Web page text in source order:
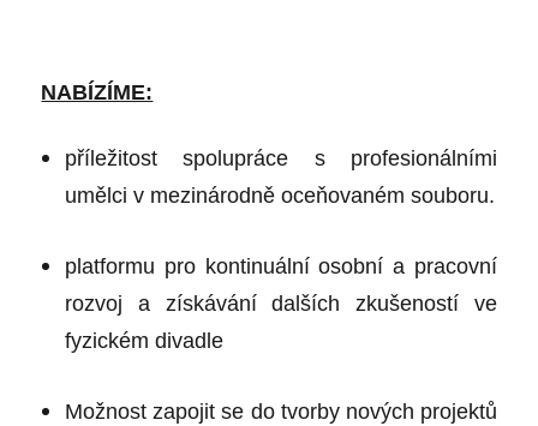
NABÍZÍME:
příležitost spolupráce s profesionálními
umělci v mezinárodně oceňovaném souboru.
platformu pro kontinuální osobní a pracovní
rozvoj a získávání dalších zkušeností ve
fyzickém divadle
Možnost zapojit se do tvorby nových projektů